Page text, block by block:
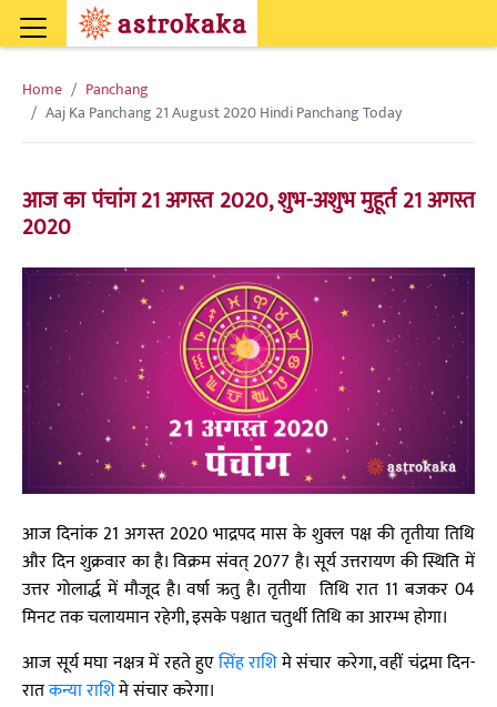
Home
Panchang
Aaj Ka Panchang 21 August 2020 Hindi Panchang Today
आज का पंचांग 21 अगस्त 2020, शुभ-अशुभ मुहूर्त 21 अगस्त
2020
आज दिनांक 21 अगस्त 2020 भाद्रपद मास के शुक्ल पक्ष की तृतीया तिथि
और दिन शुक्रवार का है। विक्रम संवत् 2077 है। सूर्य उत्तरायण की स्थिति में
उत्तर गोलार्द्ध में मौजूद है। वर्षा ऋतु है। तृतीया तिथि रात 11 बजकर 04
मिनट तक चलायमान रहेगी, इसके पश्चात चतुर्थी तिथि का आरम्भ होगा।
आज सूर्य मघा नक्षत्र में रहते हुएसिंह राशिमे संचार करेगा, वहीं चंद्रमा दिन-
रातकन्या राशिमे संचार करेगा।